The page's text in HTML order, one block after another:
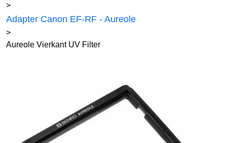
>
Adapter Canon EF-RF - Aureole
>
Aureole Vierkant UV Filter